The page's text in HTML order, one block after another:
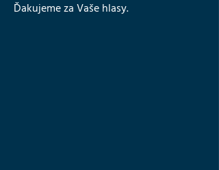
Ďakujeme za Vaše hlasy.